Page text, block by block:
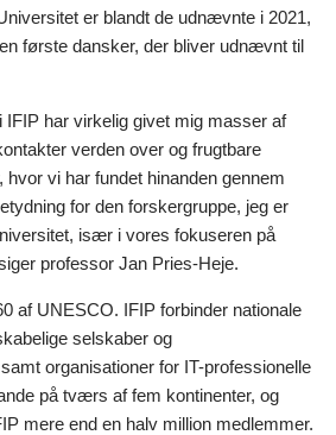
er blandt de udnævnte i 2021,
første dansker, der bliver udnævnt til
IFIP har virkelig givet mig masser af
verden over og frugtbare
vi har fundet hinanden gennem
for den forskergruppe, jeg er
især i vores fokuseren på
professor Jan Pries-Heje.
af UNESCO. IFIP forbinder nationale
selskaber og
organisationer for IT-professionelle
på tværs af fem kontinenter, og
mere end en halv million medlemmer.